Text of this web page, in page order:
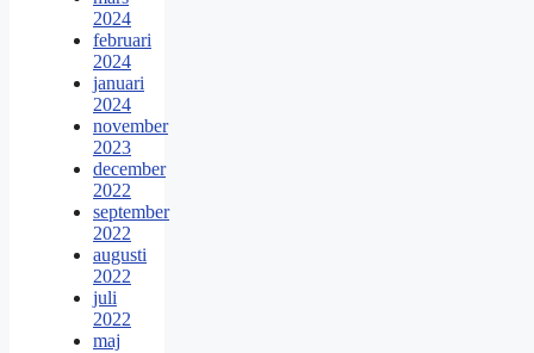
2024
februari
2024
januari
2024
november
2023
december
2022
september
2022
augusti
2022
juli
2022
maj